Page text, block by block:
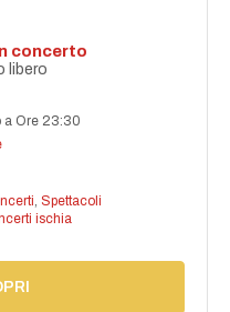
concerto
libero
a Ore 23:30
, Spettacoli
ischia